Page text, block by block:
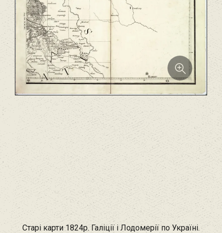
Старі карти 1824р. Галіції і Лодомерії по Україні.